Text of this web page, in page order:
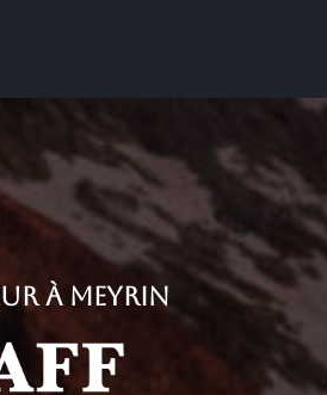
à Meyrin